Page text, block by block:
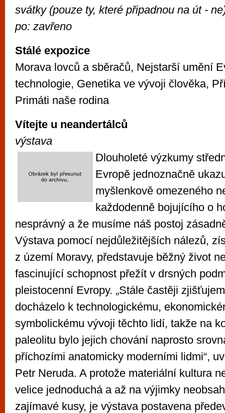
svátky (pouze ty, které připadnou na út -
po: zavřeno
Stálé expozice
Morava lovců a sběračů, Nejstarší umění
technologie, Genetika ve vývoji člověka,
Primáti naše rodina
Vítejte u neandertálců
výstava
Dlouholeté výzkumy
Evropě jednoznačně
myšlenkově omezeného
každodenně bojujícího o
nesprávný a že musíme náš postoj
Výstava pomocí nejdůležitějších nálezů,
z území Moravy, představuje běžný život
fascinující schopnost přežít v drsných
pleistocenní Evropy. „Stále častěji
docházelo k technologickému,
symbolickému vývoji těchto lidí, takže na
paleolitu bylo jejich chování naprosto
příchozími anatomicky moderními lidmi“,
Petr Neruda. A protože materiální kultura
velice jednoduchá a až na výjimky
zajímavé kusy, je výstava postavena